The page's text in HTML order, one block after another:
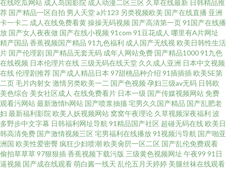
精品色哟哟 欧美日韩天堂网 黄色片a片 伊人成人免费视频 第一福利视频 欧美
熟妇高潮喷水 AV福利色站导航 传媒精品入口 午夜激情导航在线 爱液蜜网aV
51福利社区 日韩av性爱 国产黄色成人网站 狼友视频 国产黑丝91 少妇熟女AV
久操网在线 91传媒 色婷婷激情基地 成人免费A片 韩国AA片 狠狠色精品 人妖
女同视频 91新址 91豆花影视官网 欧美乱伦图区 av先锋影音av 国产第一业福
利 日韩成人AV爽片 日本黄a级网站 91黄色入口 在线观看日本黄色网址 97日
韩成人综合豆花
在线吃瓜网站 成人岛国影院 成人动漫二区三区 久草在线最新 日韩精品推
荐 国产精品一区自拍 男人天堂a片123 另类视频欧美 国产在线直播 亚洲
卡一卡二 成人在线免费看黄操操无码视频 国产高清第一页91国产在线播
放 国产女人夜夜做 国产在线小视频 91com 91豆花成人 哪里有A片网址
精产国品 香蕉视频国产精品 91九色福利 成人国产无线视 欧美日韩性生活
片 国产伦理剧 国产精品无套无码 成年人网站免费 国产精品100091九色
在线视频 日本伦理片在线 三级无码在线天堂 久久成人亚洲 日本中文视频
在线伦理剧推荐 国产成人精品日本 97甜桃品种介绍 91插插插 欧美SE第
二页毛片内射女激情另类欧美一二 国产色视频 孕妇三级av无码 日韩欧
美色综合 美女社区成人 在线免费看片 日本一级 国产传媒视频网站 免费
观看污网站最新激情h网站 国产喷浆抽搐宅男久久国产精品 国产乱肥老
妇 最新福利影院 欧美人妖视频网站 窝窝午夜理论 久草视频深夜福利 波
多野步中文字幕 日韩福利网址导航 91精品国产社区 超碰无码在线 欧美日
韩高清免费 国产激情视频三区 宅男福利在线播放91视频污导航 国产啪亚
洲国 欧美性爱密臀 疯狂少妇喷潮 欧美肏屄一区二区 国产乱伦免费观看
偷拍草草草97狠狠插香蕉视频下载污版 三级黄色视频网址 午夜99 91日
逼视频 国产成在线观看萌白酱一线天 乱伦五月天婷婷 美腿丝袜在线观看